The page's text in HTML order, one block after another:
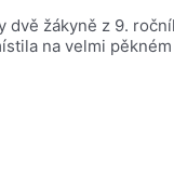
dvě žákyně z 9.
na velmi